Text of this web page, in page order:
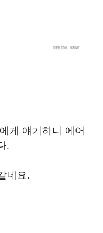
게 얘기하니 에어
.
네요.